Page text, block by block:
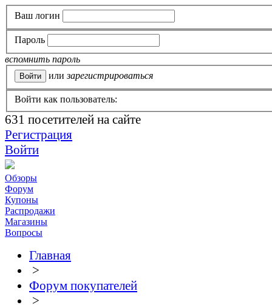
Ваш логин
Пароль
вспомнить пароль
или зарегистрироваться
Войти как пользователь:
631 посетителей на сайте
Регистрация
Войти
Обзоры
Форум
Купоны
Распродажи
Магазины
Вопросы
Главная
>
Форум покупателей
>